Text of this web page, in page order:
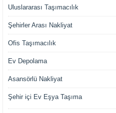
Uluslararası Taşımacılık
Şehirler Arası Nakliyat
Ofis Taşımacılık
Ev Depolama
Asansörlü Nakliyat
Şehir içi Ev Eşya Taşıma